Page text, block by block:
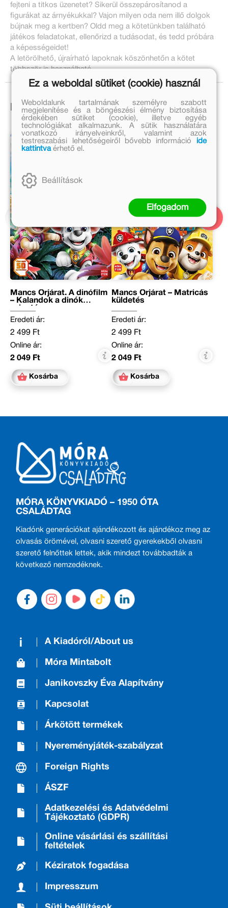
fejteni a titkos üzenetet? Sikerül összepárosítanod a
figurákat az árnyékukkal? Vajon milyen oda nem illő dolgok
bújnak meg a kertben? Oldd meg a kötetünkben található
játékos feladatokat, ellenőrizd a tudásodat, és tedd próbára
a képességeidet!
A letörölhető, újraírható lapoknak köszönhetőn a kötet
többször is használható.
Ezek is érdekelhetnek!
Mancs Őrjárat. A dinófilm
– Kalandok a dinók
Eredeti ár:
2 499 Ft
Online ár:
2 049 Ft
Kosárba
Mancs Őrjárat – Matricás
küldetés
Eredeti ár:
2 499 Ft
Online ár:
2 049 Ft
Kosárba
MÓRA KÖNYVKIADÓ – 1950 ÓTA
CSALÁDTAG
Kiadónk generációkat ajándékozott és ajándékoz meg az
olvasás örömével, olvasni szerető gyerekekből olvasni
szerető felnőttek lettek, akik mindezt továbbadták a
következő nemzedéknek.
A Kiadóról/About us
Móra Mintabolt
Janikovszky Éva Alapítvány
Kapcsolat
Árkötött termékek
Nyereményjáték-szabályzat
Foreign Rights
ÁSZF
Adatkezelési és Adatvédelmi
Tájékoztató (GDPR)
Online vásárlási és szállítási
feltételek
Kéziratok fogadása
Impresszum
Ez a weboldal sütiket (cookie) használ
Weboldalunk tartalmának személyre szabott
megjelenítése és a böngészési élmény biztosítása
érdekében sütiket (cookie), illetve egyéb
technológiákat alkalmazunk. A sütik használatára
vonatkozó irányelveinkről, valamint azok
testreszabási lehetőségeiről bővebb információ
ide
kattintvaérhető el.
Beállítások
Elfogadom